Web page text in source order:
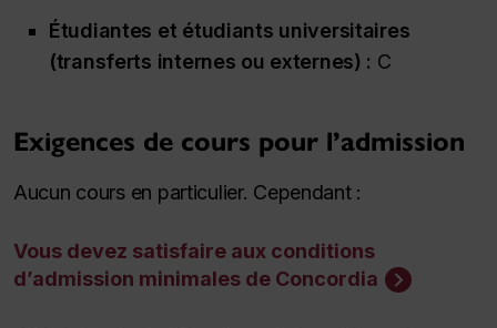
Étudiantes et étudiants universitaires
(transferts internes ou externes) : C
Exigences de cours pour l’admission
Aucun cours en particulier. Cependant :
Vous devez satisfaire aux conditions
d’admission minimales de Concordia